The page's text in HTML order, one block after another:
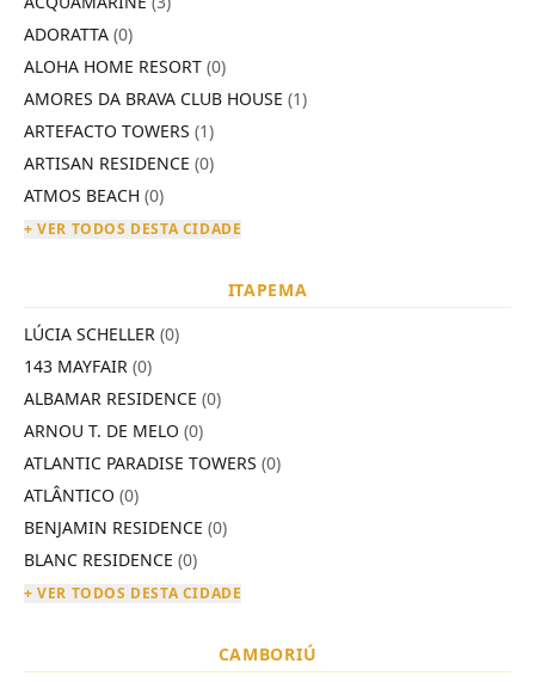
ADORATTA (0)
ALOHA HOME RESORT (0)
AMORES DA BRAVA CLUB HOUSE (1)
ARTEFACTO TOWERS (1)
ARTISAN RESIDENCE (0)
ATMOS BEACH (0)
+ VER TODOS DESTA CIDADE
ITAPEMA
LÚCIA SCHELLER (0)
143 MAYFAIR (0)
ALBAMAR RESIDENCE (0)
ARNOU T. DE MELO (0)
ATLANTIC PARADISE TOWERS (0)
ATLÂNTICO (0)
BENJAMIN RESIDENCE (0)
BLANC RESIDENCE (0)
+ VER TODOS DESTA CIDADE
CAMBORIÚ